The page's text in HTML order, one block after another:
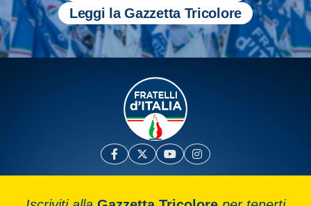
Leggi la Gazzetta Tricolore